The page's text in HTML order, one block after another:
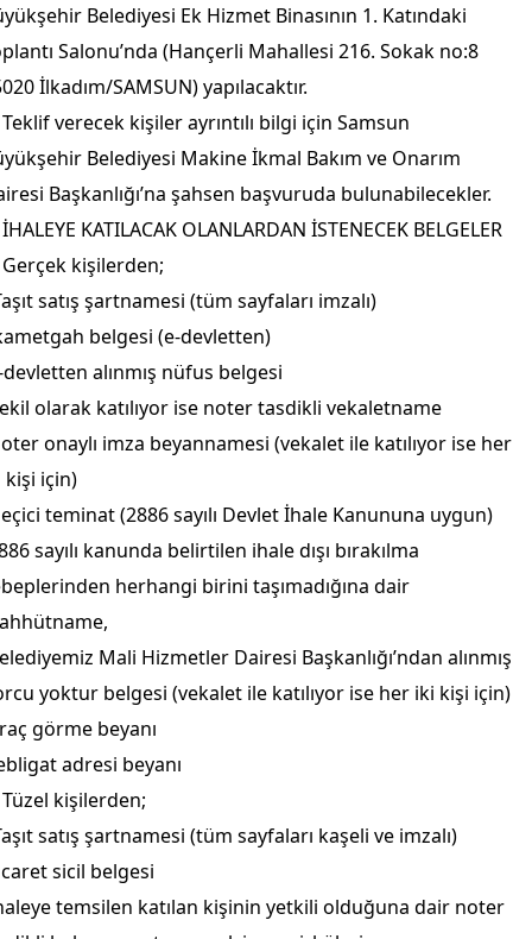
Belediyesi Ek Hizmet Binasının 1. Katındaki
Salonu’nda (Hançerli Mahallesi 216. Sokak no:8
İlkadım/SAMSUN) yapılacaktır.
verecek kişiler ayrıntılı bilgi için Samsun
Belediyesi Makine İkmal Bakım ve Onarım
Başkanlığı’na şahsen başvuruda bulunabilecekler.
KATILACAK OLANLARDAN İSTENECEK BELGELER
Gerçek kişilerden;
satış şartnamesi (tüm sayfaları imzalı)
belgesi (e-devletten)
devletten alınmış nüfus belgesi
olarak katılıyor ise noter tasdikli vekaletname
onaylı imza beyannamesi (vekalet ile katılıyor ise her
kişi için)
teminat (2886 sayılı Devlet İhale Kanununa uygun)
sayılı kanunda belirtilen ihale dışı bırakılma
herhangi birini taşımadığına dair
Mali Hizmetler Dairesi Başkanlığı’ndan alınmış
yoktur belgesi (vekalet ile katılıyor ise her iki kişi için)
görme beyanı
adresi beyanı
Tüzel kişilerden;
satış şartnamesi (tüm sayfaları kaşeli ve imzalı)
sicil belgesi
temsilen katılan kişinin yetkili olduğuna dair noter